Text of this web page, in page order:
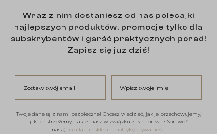
Wraz z nim dostaniesz od nas polecajki
najlepszych produktów, promocje tylko dla
subskrybentów i garść praktycznych porad!
Zapisz się już dziś!
Twoje dane są z nami bezpieczne! Chcesz wiedzieć, jak je przechowujemy,
jak ich strzeżemy i jakie masz w związku z tym prawa? Sprawdź
naszą regulamin sklepu i politykę prywatności